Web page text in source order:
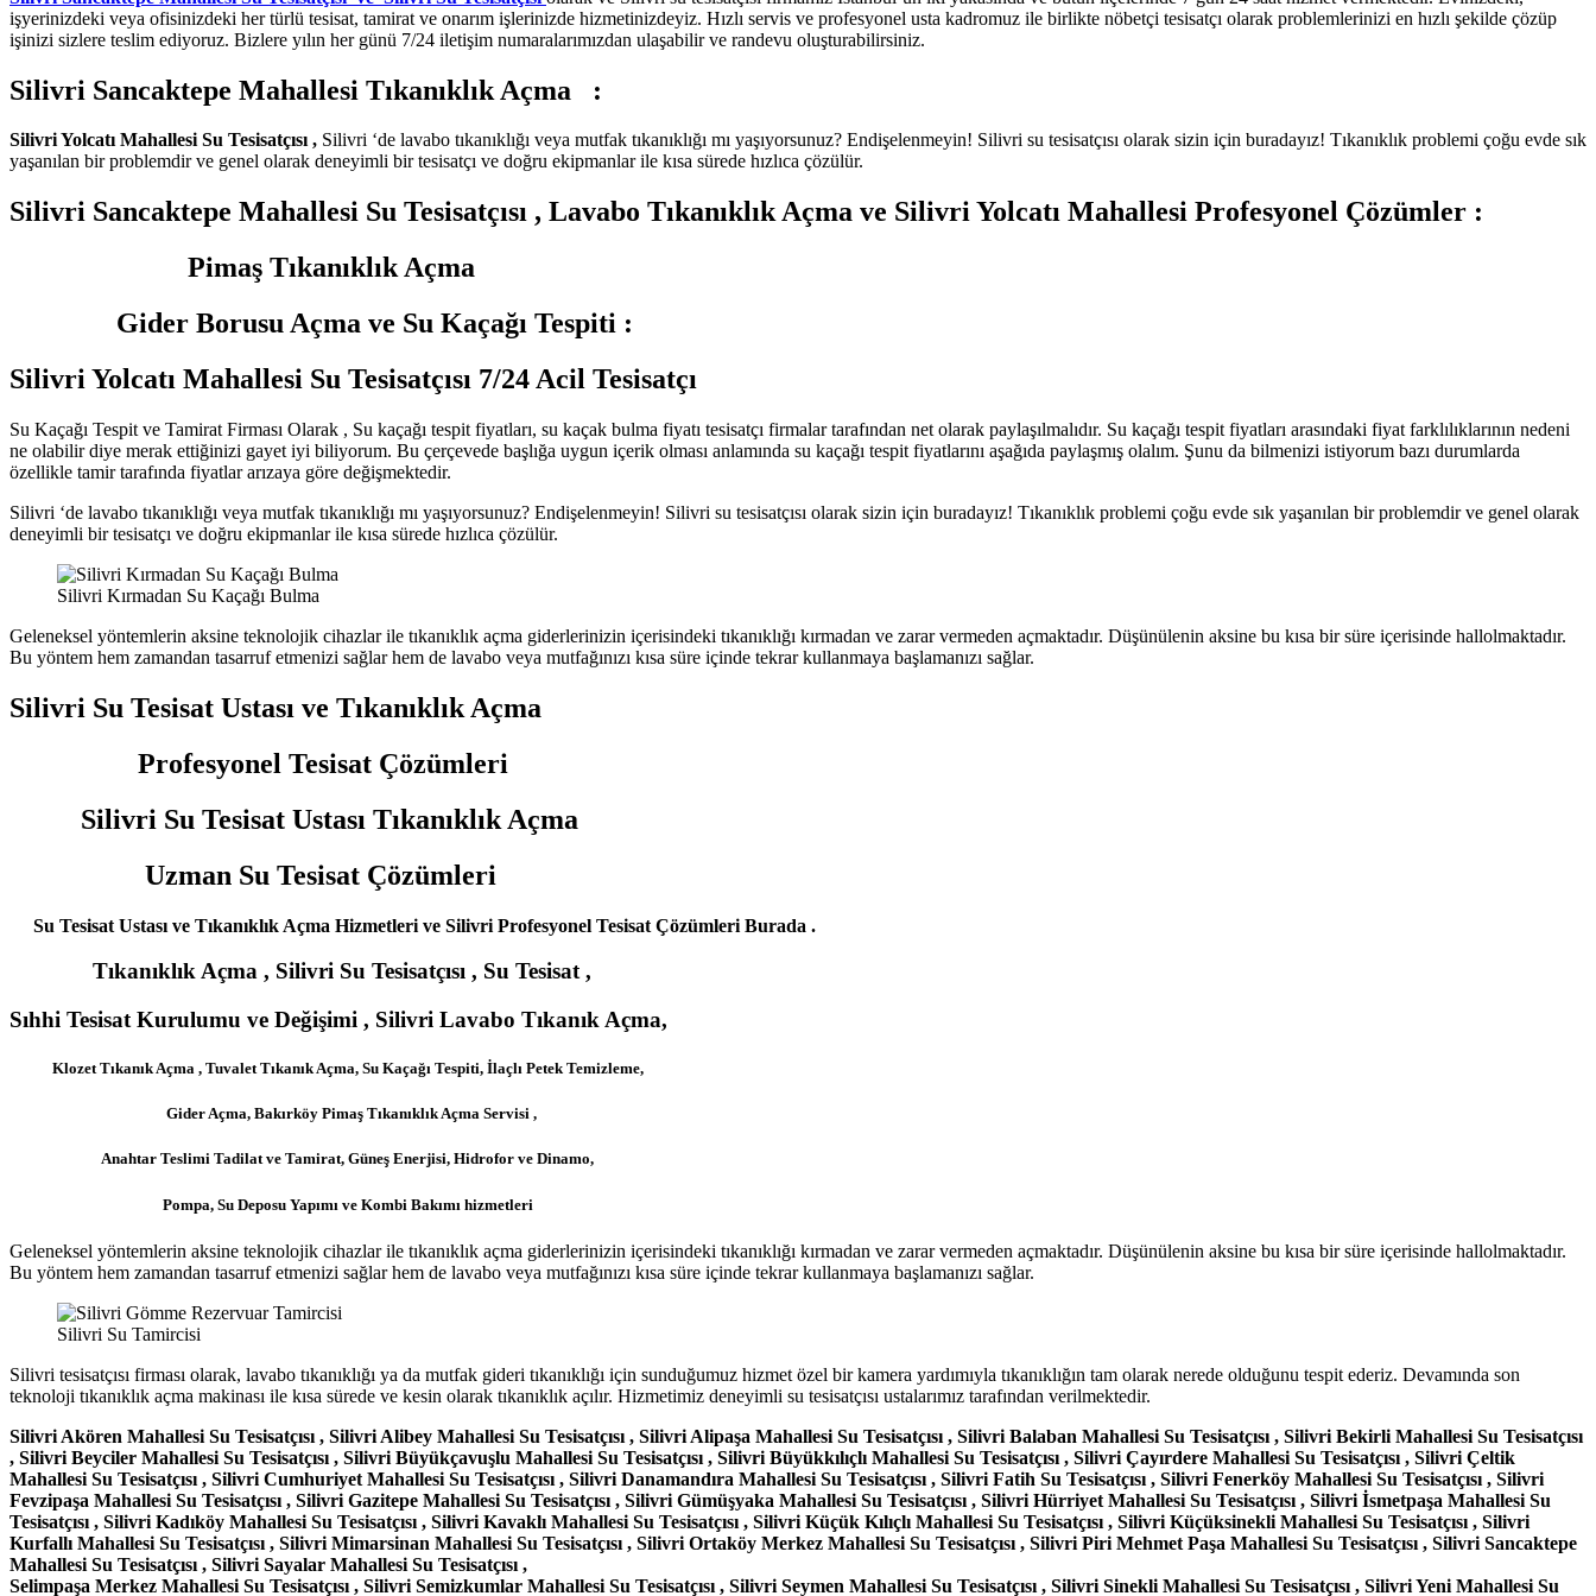
işyerinizdeki veya ofisinizdeki her türlü tesisat, tamirat ve onarım işlerinizde hizmetinizdeyiz. Hızlı servis ve profesyonel usta kadromuz ile birlikte nöbetçi tesisatçı olarak problemlerinizi en hızlı şekilde çözüp
işinizi sizlere teslim ediyoruz. Bizlere yılın her günü 7/24 iletişim numaralarımızdan ulaşabilir ve randevu oluşturabilirsiniz.
Silivri Sancaktepe Mahallesi Tıkanıklık Açma :
Silivri Yolcatı Mahallesi Su Tesisatçısı , Silivri ‘de lavabo tıkanıklığı veya mutfak tıkanıklığı mı yaşıyorsunuz? Endişelenmeyin! Silivri su tesisatçısı olarak sizin için buradayız! Tıkanıklık problemi çoğu evde sık
yaşanılan bir problemdir ve genel olarak deneyimli bir tesisatçı ve doğru ekipmanlar ile kısa sürede hızlıca çözülür.
Silivri Sancaktepe Mahallesi Su Tesisatçısı , Lavabo Tıkanıklık Açma ve Silivri Yolcatı Mahallesi Profesyonel Çözümler :
Pimaş Tıkanıklık Açma
Gider Borusu Açma ve Su Kaçağı Tespiti :
Silivri Yolcatı Mahallesi Su Tesisatçısı 7/24 Acil Tesisatçı
Su Kaçağı Tespit ve Tamirat Firması Olarak , Su kaçağı tespit fiyatları, su kaçak bulma fiyatı tesisatçı firmalar tarafından net olarak paylaşılmalıdır. Su kaçağı tespit fiyatları arasındaki fiyat farklılıklarının nedeni
ne olabilir diye merak ettiğinizi gayet iyi biliyorum. Bu çerçevede başlığa uygun içerik olması anlamında su kaçağı tespit fiyatlarını aşağıda paylaşmış olalım. Şunu da bilmenizi istiyorum bazı durumlarda
özellikle tamir tarafında fiyatlar arızaya göre değişmektedir.
Silivri ‘de lavabo tıkanıklığı veya mutfak tıkanıklığı mı yaşıyorsunuz? Endişelenmeyin! Silivri su tesisatçısı olarak sizin için buradayız! Tıkanıklık problemi çoğu evde sık yaşanılan bir problemdir ve genel olarak
deneyimli bir tesisatçı ve doğru ekipmanlar ile kısa sürede hızlıca çözülür.
Silivri Kırmadan Su Kaçağı Bulma
Geleneksel yöntemlerin aksine teknolojik cihazlar ile tıkanıklık açma giderlerinizin içerisindeki tıkanıklığı kırmadan ve zarar vermeden açmaktadır. Düşünülenin aksine bu kısa bir süre içerisinde hallolmaktadır.
Bu yöntem hem zamandan tasarruf etmenizi sağlar hem de lavabo veya mutfağınızı kısa süre içinde tekrar kullanmaya başlamanızı sağlar.
Silivri Su Tesisat Ustası ve Tıkanıklık Açma
Profesyonel Tesisat Çözümleri
Silivri Su Tesisat Ustası Tıkanıklık Açma
Uzman Su Tesisat Çözümleri
Su Tesisat Ustası ve Tıkanıklık Açma Hizmetleri ve Silivri Profesyonel Tesisat Çözümleri Burada .
Tıkanıklık Açma , Silivri Su Tesisatçısı , Su Tesisat ,
Sıhhi Tesisat Kurulumu ve Değişimi , Silivri Lavabo Tıkanık Açma,
Klozet Tıkanık Açma , Tuvalet Tıkanık Açma, Su Kaçağı Tespiti, İlaçlı Petek Temizleme,
Gider Açma, Bakırköy Pimaş Tıkanıklık Açma Servisi ,
Anahtar Teslimi Tadilat ve Tamirat, Güneş Enerjisi, Hidrofor ve Dinamo,
Pompa, Su Deposu Yapımı ve Kombi Bakımı hizmetleri
Geleneksel yöntemlerin aksine teknolojik cihazlar ile tıkanıklık açma giderlerinizin içerisindeki tıkanıklığı kırmadan ve zarar vermeden açmaktadır. Düşünülenin aksine bu kısa bir süre içerisinde hallolmaktadır.
Bu yöntem hem zamandan tasarruf etmenizi sağlar hem de lavabo veya mutfağınızı kısa süre içinde tekrar kullanmaya başlamanızı sağlar.
Silivri Su Tamircisi
Silivri tesisatçısı firması olarak, lavabo tıkanıklığı ya da mutfak gideri tıkanıklığı için sunduğumuz hizmet özel bir kamera yardımıyla tıkanıklığın tam olarak nerede olduğunu tespit ederiz. Devamında son
teknoloji tıkanıklık açma makinası ile kısa sürede ve kesin olarak tıkanıklık açılır. Hizmetimiz deneyimli su tesisatçısı ustalarımız tarafından verilmektedir.
Silivri Akören Mahallesi Su Tesisatçısı , Silivri Alibey Mahallesi Su Tesisatçısı , Silivri Alipaşa Mahallesi Su Tesisatçısı , Silivri Balaban Mahallesi Su Tesisatçısı , Silivri Bekirli Mahallesi Su Tesisatçısı
, Silivri Beyciler Mahallesi Su Tesisatçısı , Silivri Büyükçavuşlu Mahallesi Su Tesisatçısı , Silivri Büyükkılıçlı Mahallesi Su Tesisatçısı , Silivri Çayırdere Mahallesi Su Tesisatçısı , Silivri Çeltik
Mahallesi Su Tesisatçısı , Silivri Cumhuriyet Mahallesi Su Tesisatçısı , Silivri Danamandıra Mahallesi Su Tesisatçısı , Silivri Fatih Su Tesisatçısı , Silivri Fenerköy Mahallesi Su Tesisatçısı , Silivri
Fevzipaşa Mahallesi Su Tesisatçısı , Silivri Gazitepe Mahallesi Su Tesisatçısı , Silivri Gümüşyaka Mahallesi Su Tesisatçısı , Silivri Hürriyet Mahallesi Su Tesisatçısı , Silivri İsmetpaşa Mahallesi Su
Tesisatçısı , Silivri Kadıköy Mahallesi Su Tesisatçısı , Silivri Kavaklı Mahallesi Su Tesisatçısı , Silivri Küçük Kılıçlı Mahallesi Su Tesisatçısı , Silivri Küçüksinekli Mahallesi Su Tesisatçısı , Silivri
Kurfallı Mahallesi Su Tesisatçısı , Silivri Mimarsinan Mahallesi Su Tesisatçısı , Silivri Ortaköy Merkez Mahallesi Su Tesisatçısı , Silivri Piri Mehmet Paşa Mahallesi Su Tesisatçısı , Silivri Sancaktepe
Mahallesi Su Tesisatçısı , Silivri Sayalar Mahallesi Su Tesisatçısı ,
Selimpaşa Merkez Mahallesi Su Tesisatçısı , Silivri Semizkumlar Mahallesi Su Tesisatçısı , Silivri Seymen Mahallesi Su Tesisatçısı , Silivri Sinekli Mahallesi Su Tesisatçısı , Silivri Yeni Mahallesi Su